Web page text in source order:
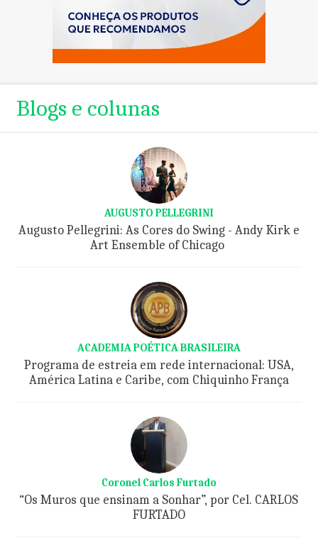
Blogs e colunas
AUGUSTO PELLEGRINI
Augusto Pellegrini: As Cores do Swing - Andy Kirk e
Art Ensemble of Chicago
ACADEMIA POÉTICA BRASILEIRA
Programa de estreia em rede internacional: USA,
América Latina e Caribe, com Chiquinho França
Coronel Carlos Furtado
“Os Muros que ensinam a Sonhar”, por Cel. CARLOS
FURTADO